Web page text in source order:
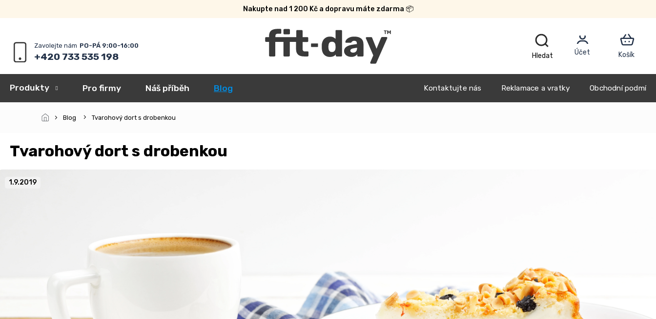
Nakupte nad 1 200 Kč a dopravu máte zdarma 📦
+420 733 535 198
Kontaktujte nás Reklamace a vratky Obchodní
Produkty Pro firmy Náš příběh Blog
Blog Tvarohový dort s drobenkou
Tvarohový dort s drobenkou
1.9.2019